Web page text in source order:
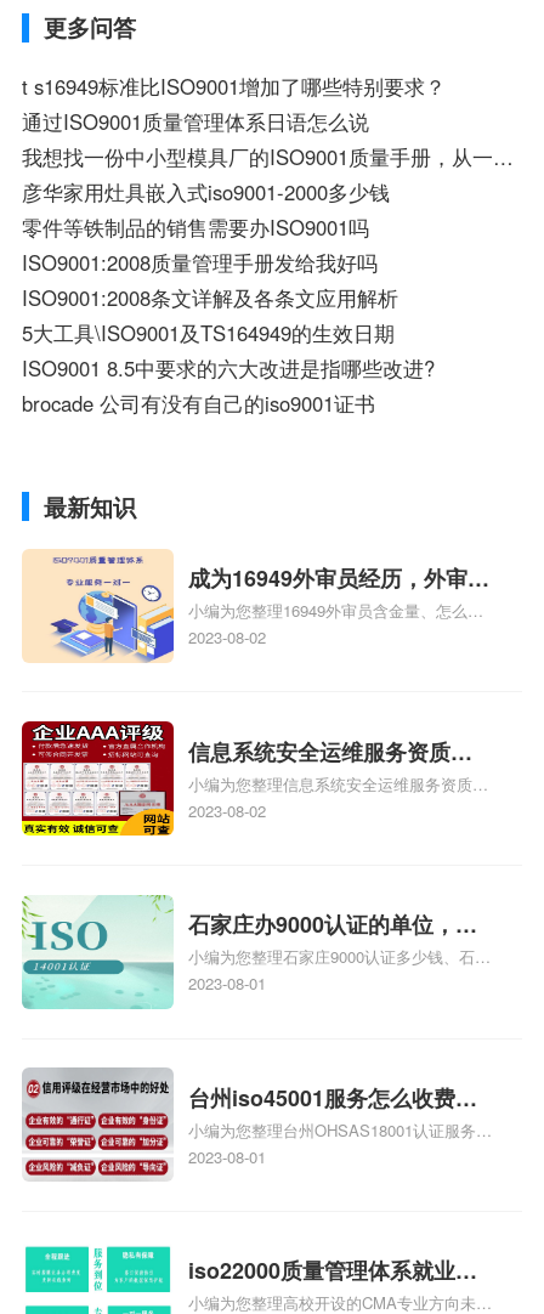
更多问答
t s16949标准比ISO9001增加了哪些特别要求？
通过ISO9001质量管理体系日语怎么说
我想找一份中小型模具厂的ISO9001质量手册，从一到四阶的都 要
彦华家用灶具嵌入式iso9001-2000多少钱
零件等铁制品的销售需要办ISO9001吗
ISO9001:2008质量管理手册发给我好吗
ISO9001:2008条文详解及各条文应用解析
5大工具\ISO9001及TS164949的生效日期
ISO9001 8.5中要求的六大改进是指哪些改进?
brocade 公司有没有自己的iso9001证书
最新知识
成为16949外审员经历，外审员
16949
小编为您整理16949外审员含金量、怎么才
能成为注册的TS16949:2009的外审员、我
2023-08-02
信息系统安全运维服务资质二
级费用，信息系统安全运维服
务资质二级
小编为您整理信息系统安全运维服务资质认
证证书机构有哪些、安全运维服务资质的费
体系认证知识，详情可查看下方正文！
2023-08-02
石家庄办9000认证的单位，石
家庄9000认证的公司
小编为您整理石家庄9000认证多少钱、石家
庄9000认证价格多少钱、石家庄9000认证
2023-08-01
台州iso45001服务怎么收费，
台州iso45001认证服务怎么收
费
小编为您整理台州OHSAS18001认证服务中
心哪家收费便宜、台州ISO9000认证，哪个
标准是什么相关iso体系认证知识，详情可
查看下方正文！
2023-08-01
iso22000质量管理体系就业方
小编为您整理高校开设的CMA专业方向未来